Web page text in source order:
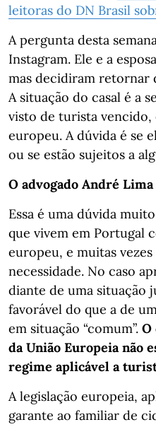
leitoras do DN Brasil
A pergunta desta
Instagram. Ele e a
mas decidiram retornar
A situação do casal é a
visto de turista vencido,
europeu. A dúvida é se
ou se estão sujeitos a
O advogado André
Essa é uma dúvida
que vivem em Portugal
europeu, e muitas
necessidade. No caso
diante de uma situação
favorável do que a de
em situação “comum”. O
da União Europeia não
regime aplicável a
A legislação europeia,
garante ao familiar de